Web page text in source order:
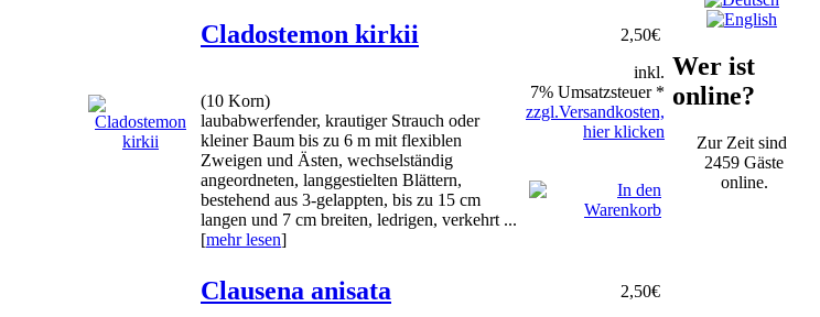
Cladostemon kirkii
(10 Korn)
laubabwerfender, krautiger Strauch oder
kleiner Baum bis zu 6 m mit flexiblen
Zweigen und Ästen, wechselständig
angeordneten, langgestielten Blättern,
bestehend aus 3-gelappten, bis zu 15 cm
langen und 7 cm breiten, ledrigen, verkehrt ...
[mehr lesen]
2,50€
inkl.
7% Umsatzsteuer *
zzgl.Versandkosten,
hier klicken
Clausena anisata 2,50€
Wer ist
online?
Zur Zeit sind
2459 Gäste
online.